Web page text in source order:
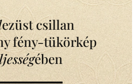
ezüst csillan
fény-tükörkép
ében